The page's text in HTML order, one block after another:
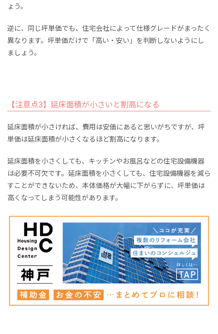
ょう。
逆に、同じ坪単価でも、住宅会社によって仕様グレードがまったく
異なります。坪単価だけで「高い・安い」を判断しないようにし
ましょう。
【注意点3】延床面積が小さいと割高になる
延床面積が小さければ、費用は安価にあると思いがちですが、坪
単価は延床面積が小さくなるほど割高になります。
延床面積を小さくしても、キッチンやお風呂などの住宅設備機器
は必要不可欠です。延床面積を小さくしても、住宅設備機器を減ら
すことができないため、本体価格が大幅に下がらずに、坪単価は
高くなってしまう可能性があります。